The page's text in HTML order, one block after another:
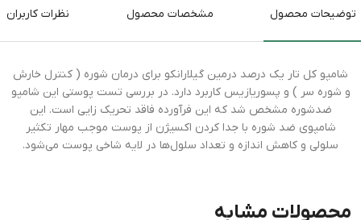
توضیحات محصول مشخصات محصول نظرات کاربران
شامپو کل تار یک درصد درمین گیلارانکو برای درمان شوره ( کنترل خارش
و شوره سر ) و پسوریازیس کاربرد دارد. در بررسی تست پوستی این شامپو
ضدشوره مشخص شد که این فرآورده فاقد تحریک زایی است. این
شامپوی ضد شوره با جدا کردن اکسیژن از پوست موجب مهار تکثیر
سلولی و کاهش اندازه و تعداد سلول‌ها در لایه شاخی پوست می‌شود.
محصولات مشابه